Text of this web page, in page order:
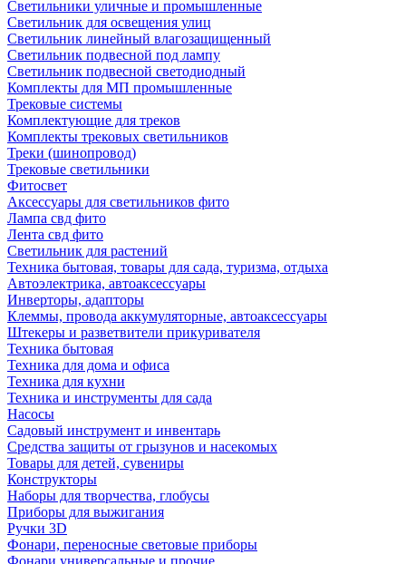
Светильники уличные и промышленные
Светильник для освещения улиц
Светильник линейный влагозащищенный
Светильник подвесной под лампу
Светильник подвесной светодиодный
Комплекты для МП промышленные
Трековые системы
Комплектующие для треков
Комплекты трековых светильников
Треки (шинопровод)
Трековые светильники
Фитосвет
Аксессуары для светильников фито
Лампа свд фито
Лента свд фито
Светильник для растений
Техника бытовая, товары для сада, туризма, отдыха
Автоэлектрика, автоаксессуары
Инверторы, адапторы
Клеммы, провода аккумуляторные, автоаксессуары
Штекеры и разветвители прикуривателя
Техника бытовая
Техника для дома и офиса
Техника для кухни
Техника и инструменты для сада
Насосы
Садовый инструмент и инвентарь
Средства защиты от грызунов и насекомых
Товары для детей, сувениры
Конструкторы
Наборы для творчества, глобусы
Приборы для выжигания
Ручки 3D
Фонари, переносные световые приборы
Фонари универсальные и прочие